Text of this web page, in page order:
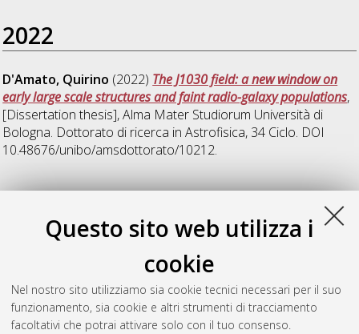
Questo sito web utilizza i
cookie
Nel nostro sito utilizziamo sia cookie tecnici necessari per il suo
funzionamento, sia cookie e altri strumenti di tracciamento
facoltativi che potrai attivare solo con il tuo consenso.
2022
D'Amato, Quirino (2022) The J1030 field: a new window on
early large scale structures and faint radio-galaxy populations,
[Dissertation thesis], Alma Mater Studiorum Università di
Bologna. Dottorato di ricerca inAstrofisica, 34 Ciclo. DOI
10.48676/unibo/amsdottorato/10212.
2025
Mazzolari, Giovanni (2025)Hidden supermassive black holes
, [Dissertation thesis], Alma Mater
Studiorum Università di Bologna. Dottorato di ricerca in
Astrofisica, 37 Ciclo. DOI
10.48676/unibo/amsdottorato/12101.